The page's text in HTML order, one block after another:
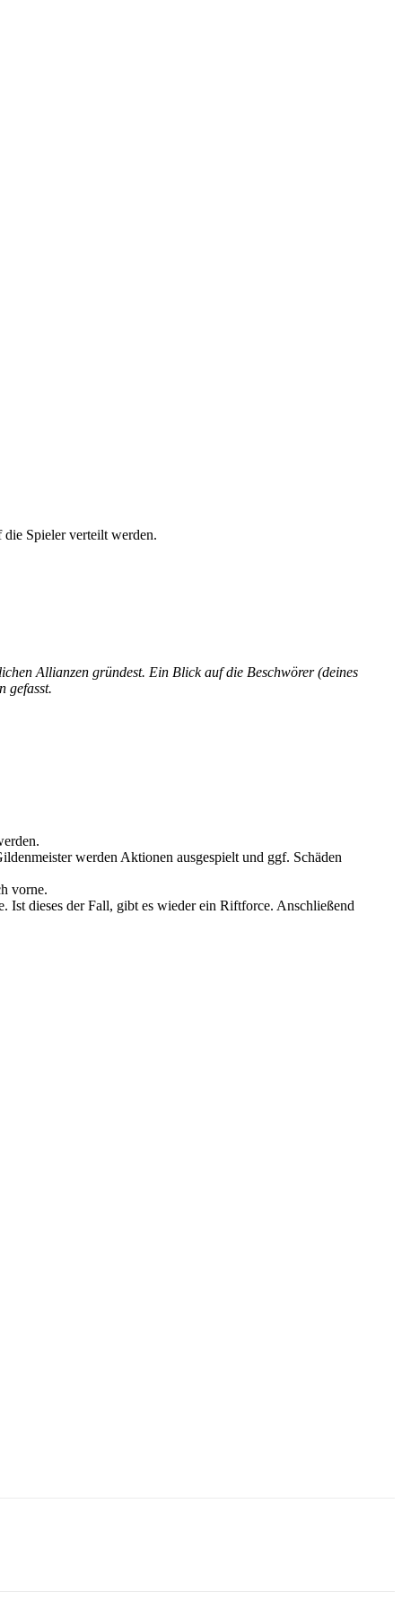
Spieler verteilt werden.
Allianzen gründest. Ein Blick auf die Beschwörer (deines
gefasst.
werden Aktionen ausgespielt und ggf. Schäden
vorne.
dieses der Fall, gibt es wieder ein Riftforce. Anschließend